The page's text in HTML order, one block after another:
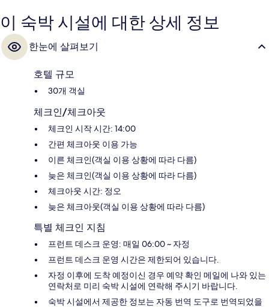
이 숙박 시설에 대한 상세 정보
한눈에 살펴보기
호텔 규모
30개 객실
체크인/체크아웃
체크인 시작 시간: 14:00
간편 체크아웃 이용 가능
이른 체크인(객실 이용 상황에 따라 다름)
늦은 체크인(객실 이용 상황에 따라 다름)
체크아웃 시간: 정오
늦은 체크아웃(객실 이용 상황에 따라 다름)
특별 체크인 지침
프런트 데스크 운영: 매일 06:00 ~ 자정
프런트 데스크 운영 시간은 제한되어 있습니다.
자정 이후에 도착 예정이신 경우 예약 확인 메일에 나와 있는
연락처로 미리 숙박 시설에 연락해 주시기 바랍니다.
숙박 시설에서 제공한 정보는 자동 번역 도구로 번역되었을